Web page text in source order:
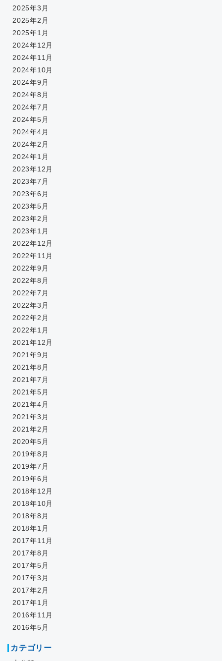
2025年3月
2025年2月
2025年1月
2024年12月
2024年11月
2024年10月
2024年9月
2024年8月
2024年7月
2024年5月
2024年4月
2024年2月
2024年1月
2023年12月
2023年7月
2023年6月
2023年5月
2023年2月
2023年1月
2022年12月
2022年11月
2022年9月
2022年8月
2022年7月
2022年3月
2022年2月
2022年1月
2021年12月
2021年9月
2021年8月
2021年7月
2021年5月
2021年4月
2021年3月
2021年2月
2020年5月
2019年8月
2019年7月
2019年6月
2018年12月
2018年10月
2018年8月
2018年1月
2017年11月
2017年8月
2017年5月
2017年3月
2017年2月
2017年1月
2016年11月
2016年5月
カテゴリー